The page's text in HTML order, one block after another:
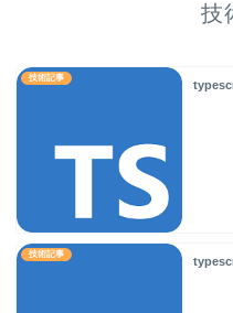
技
技術記事
技術記事